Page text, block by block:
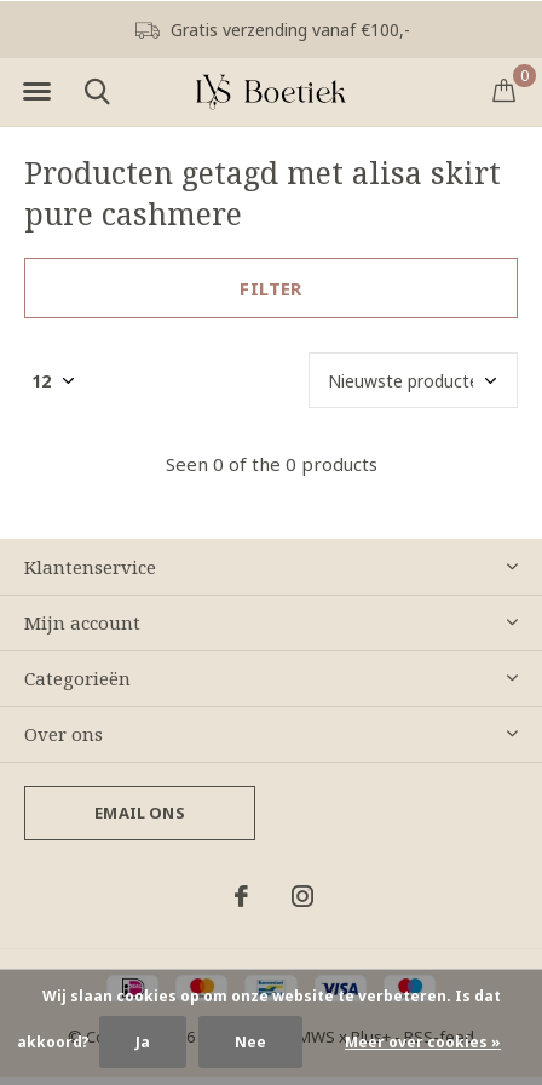
0
Gratis verzending vanaf €100,-
Producten getagd met alisa skirt
pure cashmere
FILTER
Seen 0 of the 0 products
Klantenservice
Mijn account
Categorieën
Over ons
EMAIL ONS
© Copyright 2026 - Theme By DMWS xPlus+-RSS-feed
Wij slaan cookies op om onze website te verbeteren. Is dat
akkoord? Ja Nee Meer over cookies »